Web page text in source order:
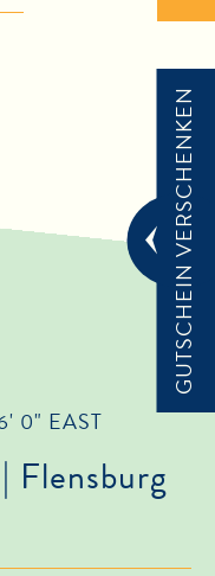
GUTSCHEIN VERSCHENKEN
0" EAST
Flensburg